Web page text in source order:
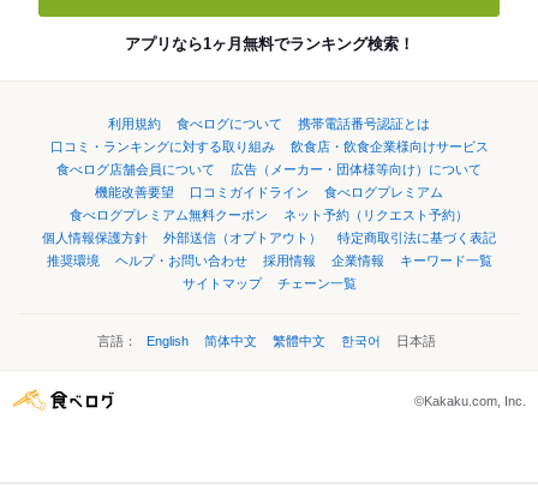
アプリなら1ヶ月無料でランキング検索！
利用規約 食べログについて
携帯電話番号認証とは
口コミ・ランキングに対する取り組み
飲食店・飲食企業様向けサービス
食べログ店舗会員について
広告（メーカー・団体様等向け）について
機能改善要望
口コミガイドライン
食べログプレミアム
食べログプレミアム無料クーポン
ネット予約（リクエスト予約）
個人情報保護方針
外部送信（オプトアウト）
特定商取引法に基づく表記
推奨環境
ヘルプ・お問い合わせ 採用情報 企業情報
キーワード一覧
サイトマップ
チェーン一覧
言語： English 简体中文 繁體中文 한국어 日本語
©Kakaku.com, Inc.